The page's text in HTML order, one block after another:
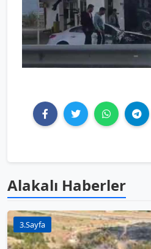
Alakalı Haberler
3.Sayfa